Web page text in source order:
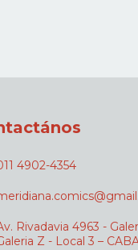
4902-4354
Rivadavia 4963 -
Z - Local 3 –